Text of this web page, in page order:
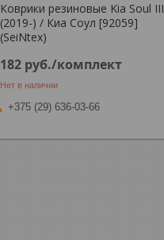
Коврики резиновые Kia Soul III
(2019-) / Киа Соул [92059]
(SeiNtex)
182 руб./комплект
Нет в наличии
+375 (29) 636-03-66